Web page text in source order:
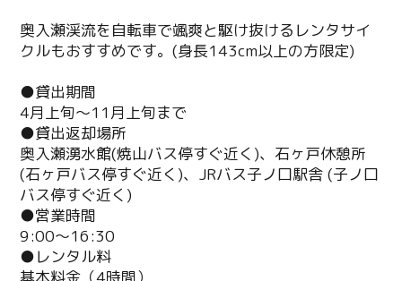
奥入瀬渓流を自転車で颯爽と駆け抜けるレンタサイ
クルもおすすめです。(身長143cm以上の方限定)
●貸出期間
4月上旬～11月上旬まで
●貸出返却場所
奥入瀬湧水館(焼山バス停すぐ近く)、石ヶ戸休憩所
(石ヶ戸バス停すぐ近く)、 JRバス子ノ口駅舎 (子ノ口
バス停すぐ近く)
●営業時間
9:00～16:30
●レンタル料